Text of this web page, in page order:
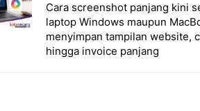
Cara screenshot panjang kini
laptop Windows maupun
menyimpan tampilan website,
hingga invoice panjang